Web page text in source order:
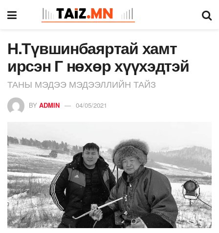
Н.Түвшинбаяртай хамт
ирсэн Г нөхөр хүүхэдтэй
ТАНЫ МЭДЭЭ МЭДЭЭЛЛИЙН ТАЙЗ
BY ADMIN 04/05/2021